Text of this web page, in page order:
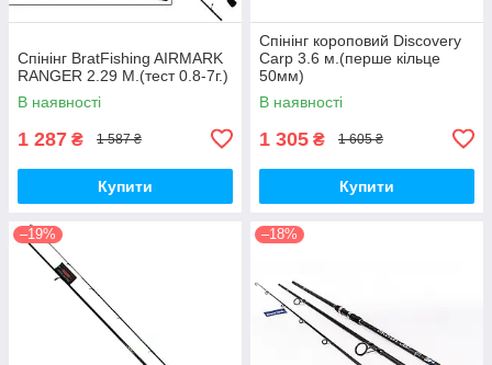
Спінінг BratFishing AIRMARK
RANGER 2.29 М.(тест 0.8-7г.)
В наявності
1 287 ₴ 1 587 ₴
Купити
Спінінг короповий Discovery
Carp 3.6 м.(перше кільце
50мм)
В наявності
1 305 ₴ 1 605 ₴
Купити
–19% –18%